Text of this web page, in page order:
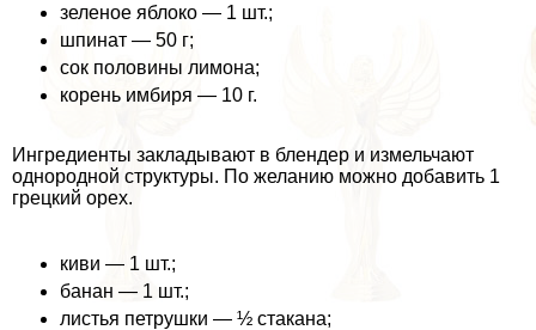
зеленое яблоко — 1 шт.;
шпинат — 50 г;
сок половины лимона;
корень имбиря — 10 г.
Ингредиенты закладывают в блендер и измельчают
однородной структуры. По желанию можно добавить 1
грецкий орех.
киви — 1 шт.;
банан — 1 шт.;
листья петрушки — ½ стакана;